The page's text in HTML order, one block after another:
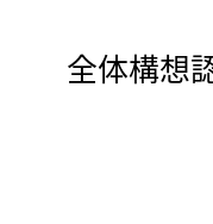
全体構想